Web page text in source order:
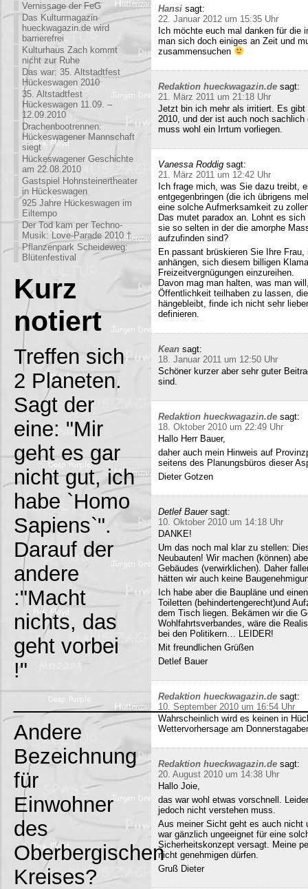
Vernissage der FeG
Das Kulturmagazin
hueckwagazin.de wird
barrierefrei
Kulturhaus Zach kommt
nicht zur Ruhe
Das war: 35. Altstadtfest
Hückeswagen 2010
35. Altstadtfest
Hückeswagen 11.09. –
12.09.2010
Drachenbootrennen:
Hückeswagener Mannschaft
siegt
Hückeswagener Geschichte
am 22.08.2010
Gastspiel Hohnsteinertheater
in Hückeswagen
925 Jahre Hückeswagen im
Eiltempo
Der Tod kam per Techno-
Musik: Love-Parade 2010 †
Pflanzenpark Scheideweg:
Blütenfestival
Kurz
notiert
Treffen sich
2 Planeten.
Sagt der
eine: "Mir
geht es gar
nicht gut, ich
habe `Homo
Sapiens`".
Darauf der
andere
:"Macht
nichts, das
geht vorbei
!"
Andere
Bezeichnung
für
Einwohner
des
Oberbergischen
Kreises?
Hansi sagt:
22. Januar 2012 um 15:35 Uhr
Ich möchte euch mal danken für die
man sich doch einiges an Zeit und
zusammensuchen
Redaktion hueckwagazin.de sagt:
21. März 2011 um 21:18 Uhr
Jetzt bin ich mehr als irritiert. Es gibt
2010, und der ist auch noch
muss wohl ein Irrtum vorliegen.
Vanessa Roddig sagt:
21. März 2011 um 12:42 Uhr
Ich frage mich, was Sie dazu treibt,
entgegenbringen (die ich übrigens
eine solche Aufmerksamkeit zu
Das mutet paradox an. Lohnt es
sie so selten in der die amorphe
aufzufinden sind?
En passant brüskieren Sie Ihre
anhängen, sich diesem billigen
Freizeitvergnügungen einzureihen.
Davon mag man halten, was man
Öffentlichkeit teilhaben zu lassen,
hängebleibt, finde ich nicht sehr
definieren.
Kean sagt:
18. Januar 2011 um 12:50 Uhr
Schöner kurzer aber sehr guter
sind.
Redaktion hueckwagazin.de sagt:
18. Oktober 2010 um 22:49 Uhr
Hallo Herr Bauer,
daher auch mein Hinweis auf
seitens des Planungsbüros dieser
Dieter Gotzen
Detlef Bauer sagt:
10. Oktober 2010 um 14:18 Uhr
DANKE!
Um das noch mal klar zu stellen:
Neubauten! Wir machen (können)
Gebäudes (verwirklichen). Daher
hätten wir auch keine
Ich habe aber die Baupläne und
Toiletten (behindertengerecht)und
dem Tisch liegen. Bekämen wir die
Wohlfahrtsverbandes, wäre die
bei den Politikern… LEIDER!
Mit freundlichen Grüßen
Detlef Bauer
Redaktion hueckwagazin.de sagt:
10. September 2010 um 16:54 Uhr
Wahrscheinlich wird es keinen in
Wettervorhersage am
Redaktion hueckwagazin.de sagt:
20. August 2010 um 14:38 Uhr
Hallo Joie,
das war wohl etwas vorschnell.
jedoch nicht verstehen muss.
Aus meiner Sicht geht es auch nicht
war gänzlich ungeeignet für eine
Sicherheitskonzept versagt. Meine
nicht genehmigen dürfen.
Gruß Dieter